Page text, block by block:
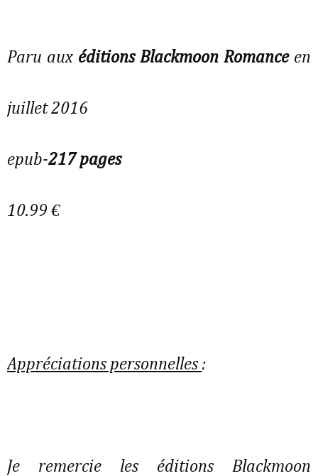
Paru aux éditions Blackmoon Romanceen
juillet 2016
epub-217 pages
10.99 €
Appréciations personnelles :
Je remercie les éditions Blackmoon